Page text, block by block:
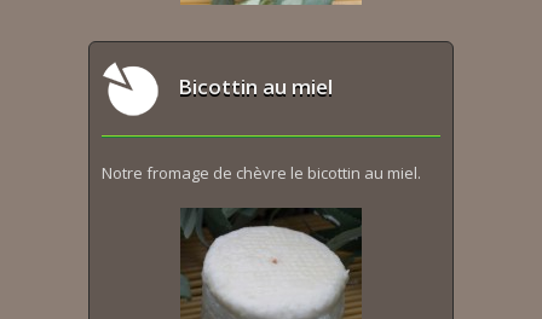
Bicottin au miel
Notre fromage de chèvre le bicottin au miel.